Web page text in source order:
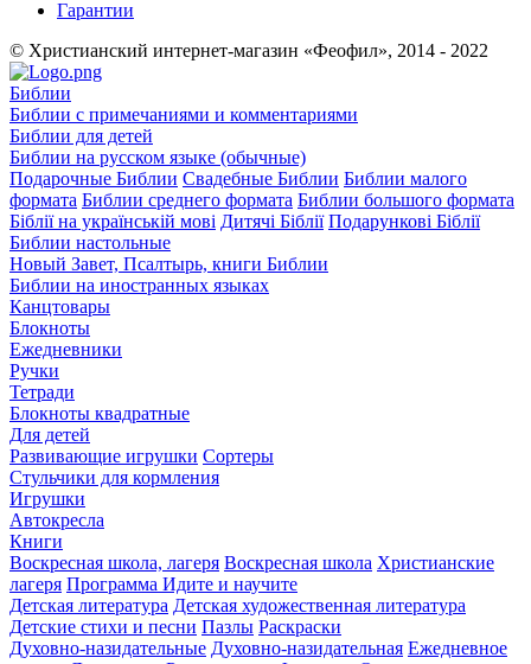
Гарантии
© Христианский интернет-магазин «Феофил», 2014 - 2022
Библии
Библии с примечаниями и комментариями
Библии для детей
Библии на русском языке (обычные)
Подарочные Библии Свадебные Библии Библии малого
формата Библии среднего формата Библии большого формата
Біблії на українській мові Дитячі Біблії Подарункові Біблії
Библии настольные
Новый Завет, Псалтырь, книги Библии
Библии на иностранных языках
Канцтовары
Блокноты
Ежедневники
Ручки
Тетради
Блокноты квадратные
Для детей
Развивающие игрушки Сортеры
Стульчики для кормления
Игрушки
Автокресла
Книги
Воскресная школа, лагеря Воскресная школа Христианские
лагеря Программа Идите и научите
Детская литература Детская художественная литература
Детские стихи и песни Пазлы Раскраски
Духовно-назидательные Духовно-назидательная Ежедневное